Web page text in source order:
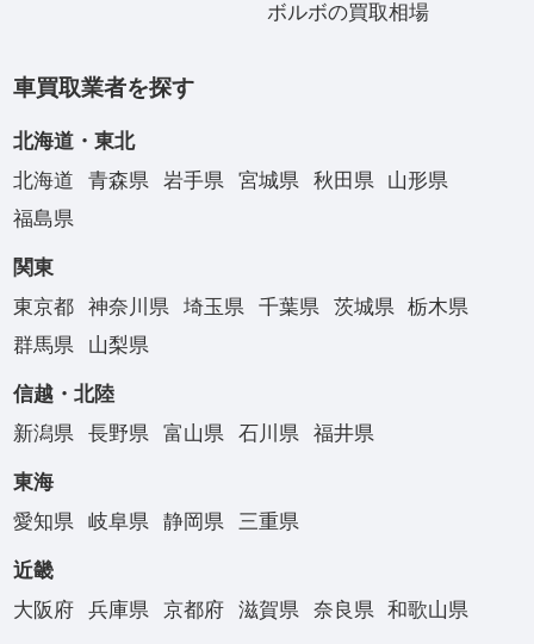
ボルボの買取相場
車買取業者を探す
北海道・東北
北海道
青森県 岩手県 宮城県 秋田県
山形県
福島県
関東
東京都
神奈川県 埼玉県 千葉県 茨城県
栃木県
群馬県
山梨県
信越・北陸
新潟県
長野県 富山県 石川県 福井県
東海
愛知県
岐阜県 静岡県 三重県
近畿
大阪府
兵庫県 京都府 滋賀県 奈良県 和歌山県